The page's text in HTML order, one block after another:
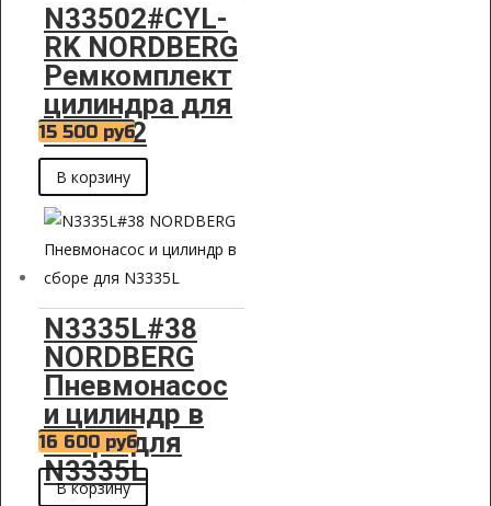
N33502#CYL-
RK NORDBERG
Ремкомплект
цилиндра для
N33502
15 500 руб
В корзину
N3335L#38
NORDBERG
Пневмонасос
и цилиндр в
сборе для
N3335L
16 600 руб
В корзину